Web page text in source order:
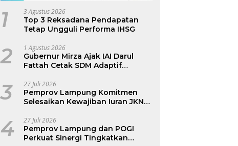
1 3 Agustus 2026
Top 3 Reksadana Pendapatan
Tetap Ungguli Performa IHSG
2 1 Agustus 2026
Gubernur Mirza Ajak IAI Darul
Fattah Cetak SDM Adaptif
3 27 Juli 2026
Pemprov Lampung Komitmen
Selesaikan Kewajiban Iuran JKN
Kepesertaan BPJS Kesehatan
4 27 Juli 2026
Pemprov Lampung dan POGI
Perkuat Sinergi Tingkatkan